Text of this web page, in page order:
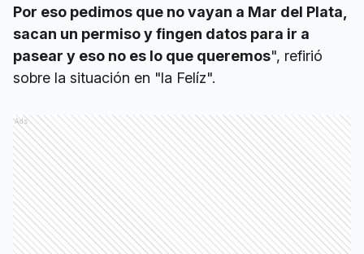
Por eso pedimos que no vayan a Mar del Plata,
sacan un permiso y fingen datos para ir a
pasear y eso no es lo que queremos", refirió
sobre la situación en "la Felíz".
Ads